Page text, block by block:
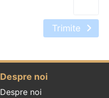
Trimite
Despre noi
Despre noi